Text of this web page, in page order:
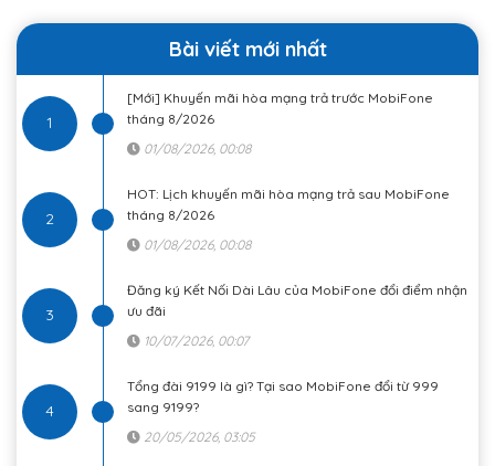
Bài viết mới nhất
1
[Mới] Khuyến mãi hòa mạng trả trước MobiFone
tháng 8/2026
01/08/2026, 00:08
2
HOT: Lịch khuyến mãi hòa mạng trả sau MobiFone
tháng 8/2026
01/08/2026, 00:08
3
Đăng ký Kết Nối Dài Lâu của MobiFone đổi điểm nhận
ưu đãi
10/07/2026, 00:07
4
Tổng đài 9199 là gì? Tại sao MobiFone đổi từ 999
sang 9199?
20/05/2026, 03:05